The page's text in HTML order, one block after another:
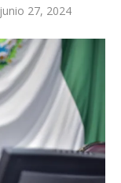
junio 27, 2024